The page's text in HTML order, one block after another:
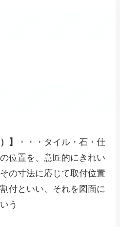
】
・・・タイル・石・仕
位置を、意匠的にきれい
の寸法に応じて取付位置
付といい、それを図面に
う